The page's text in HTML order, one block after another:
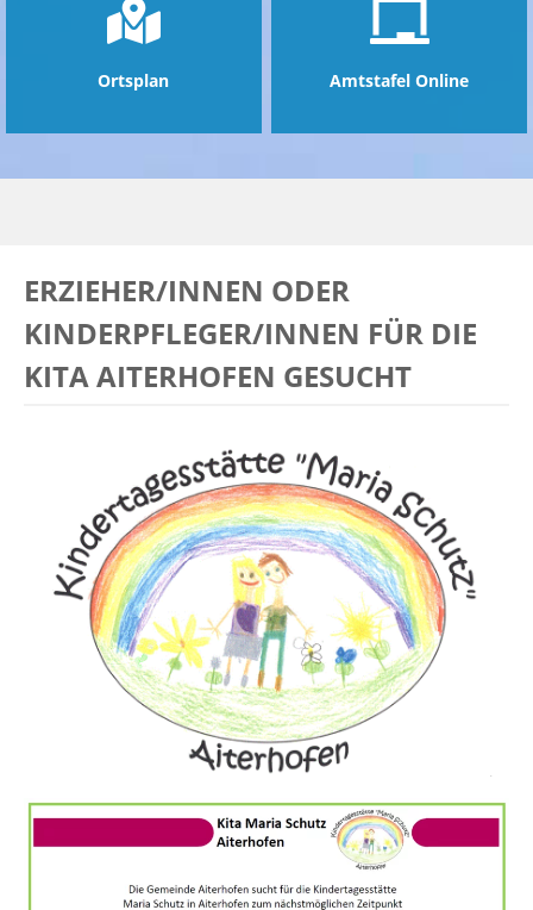
Ortsplan Amtstafel Online
ERZIEHER/INNEN ODER
KINDERPFLEGER/INNEN FÜR DIE
KITA AITERHOFEN GESUCHT